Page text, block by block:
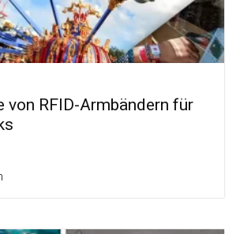
von RFID-Armbändern für